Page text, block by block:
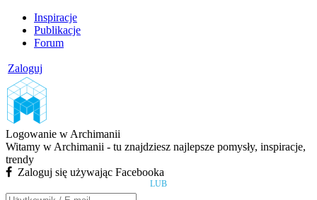
Inspiracje
Publikacje
Forum
Zaloguj
Logowanie w Archimanii
Witamy w Archimanii - tu znajdziesz najlepsze pomysły, inspiracje,
trendy
Zaloguj się używając Facebooka
LUB